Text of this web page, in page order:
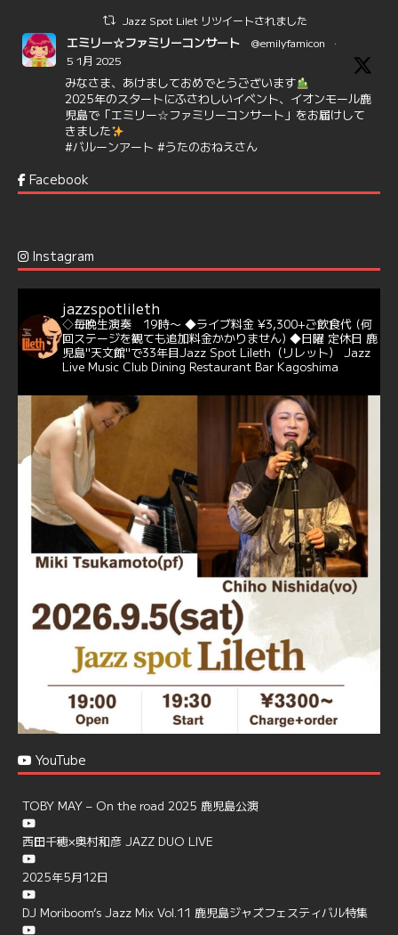
Jazz Spot Lilet リツイートされました
エミリー☆ファミリーコンサート @emilyfamicon
·
5 1月 2025
みなさま、あけましておめでとうございます
2025年のスタートにふさわしいイベント、イオンモール鹿
児島で「エミリー☆ファミリーコンサート」をお届けして
きました
#バルーンアート #うたのおねえさん
6 7
@delightful_gang
バー♪♬
当店での演奏シーンもご覧いただけます❣❣
#天文館ミリオネーション #ジャミラ #クリスマスソング
https://youtu.be/2lhypP4KWc4?si=CEbY-wEg5HDc_iEv
6 Twitter
Jazz Spot Lilet 11 11月 2024
忘年会＆新年会 ご予約承り中❣❣
☆窓辺から天文館ミリオネーション
☆JAZZの生演奏を聴きながら♪
☆地産地消に拘ったフードメニュー
プラン内容はご予算とご要望に応じてアレンジ可能ですの
で、お気軽にお問い合せください
https://jazzspotlileth.com/recommend/8650
6 7 Twitter
Load More
Facebook
Instagram
jazzspotlileth
◇毎晩生演奏 19時〜 ◆ライブ料金 ¥3,300+ご飲食代 (何
回ステージを観ても追加料金かかりません) ◆日曜 定休日 鹿
児島"天文館"で33年目Jazz Spot Lileth（リレット）
Jazz
Live Music Club Dining Restaurant Bar Kagoshima
YouTube
TOBY MAY – On the road 2025 鹿児島公演
西田千穂×奥村和彦 JAZZ DUO LIVE
2025年5月12日
DJ Moriboom’s Jazz Mix Vol.11 鹿児島ジャズフェスティバル特集